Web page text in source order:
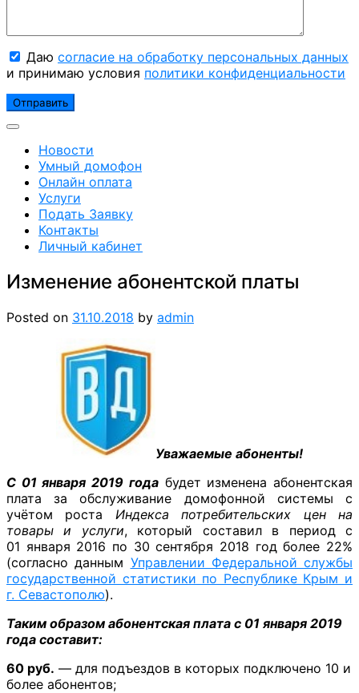
Даю согласие на обработку персональных данных
и принимаю условия политики конфиденциальности
Новости
Умный домофон
Онлайн оплата
Услуги
Подать Заявку
Контакты
Личный кабинет
Изменение абонентской платы
Posted on 31.10.2018 by admin
Уважаемые абоненты!
С 01 января 2019 годабудет изменена абонентская
плата за обслуживание домофонной системы с
учётом роста Индекса потребительских цен на
товары и услуги, который составил в период с
01 января 2016 по 30 сентября 2018 год более 22%
(согласно данным Управлении Федеральной службы
государственной статистики по Республике Крым и
г. Севастополю).
Таким образом абонентская плата с 01 января 2019
года составит:
60 руб. — для подъездов в которых подключено 10 и
более абонентов;